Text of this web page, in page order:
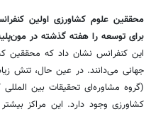
محققین علوم کشاورزی اولین
برای توسعه را هفته گذشته در
این کنفرانس نشان داد که محققین
(گروه مشاوره‌ای تحقیقات بین
کشاورزی وجود دارد. این مراکز